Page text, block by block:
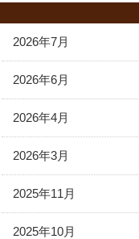
2026年7月
2026年6月
2026年4月
2026年3月
2025年11月
2025年10月